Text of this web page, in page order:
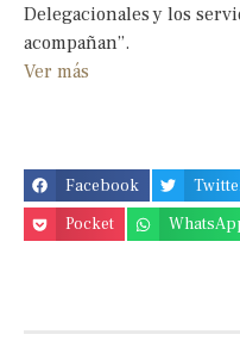
Delegacionales y los
acompañan”.
Ver más
Facebook
Pocket